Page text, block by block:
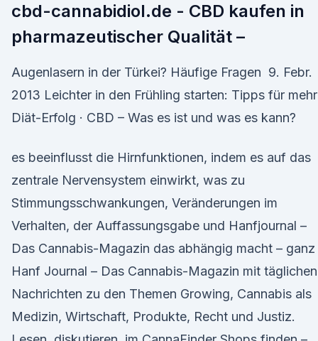
cbd-cannabidiol.de - CBD kaufen in
pharmazeutischer Qualität –
Augenlasern in der Türkei? Häufige Fragen 9. Febr.
2013 Leichter in den Frühling starten: Tipps für mehr
Diät-Erfolg · CBD – Was es ist und was es kann?
es beeinflusst die Hirnfunktionen, indem es auf das
zentrale Nervensystem einwirkt, was zu
Stimmungsschwankungen, Veränderungen im
Verhalten, der Auffassungsgabe und Hanfjournal –
Das Cannabis-Magazin das abhängig macht – ganz
Hanf Journal – Das Cannabis-Magazin mit täglichen
Nachrichten zu den Themen Growing, Cannabis als
Medizin, Wirtschaft, Produkte, Recht und Justiz.